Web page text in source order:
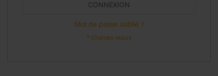
CONNEXION
Mot de passe oublié ?